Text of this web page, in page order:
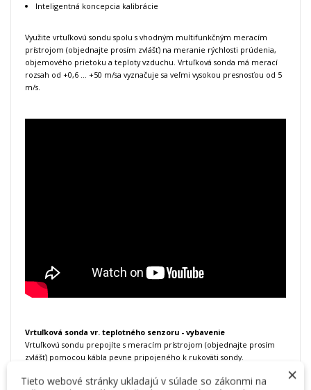
Inteligentná koncepcia kalibrácie
Využite vrtuľkovú sondu spolu s vhodným multifunkčným meracím
prístrojom (objednajte prosím zvlášť) na meranie rýchlosti prúdenia,
objemového prietoku a teploty vzduchu. Vrtuľková sonda má merací
rozsah od +0,6 … +50 m/sa vyznačuje sa veľmi vysokou presnosťou od 5
m/s.
Vrtuľková sonda vr. teplotného senzoru - vybavenie
Vrtuľkovú sondu prepojíte s meracím prístrojom (objednajte prosím
zvlášť) pomocou kábla pevne pripojeného k rukoväti sondy.
Vrtuľková sonda je vybavená teleskopom, ktorý má vo vysunutom stave
×
Tieto webové stránky ukladajú v súlade so zákonmi na